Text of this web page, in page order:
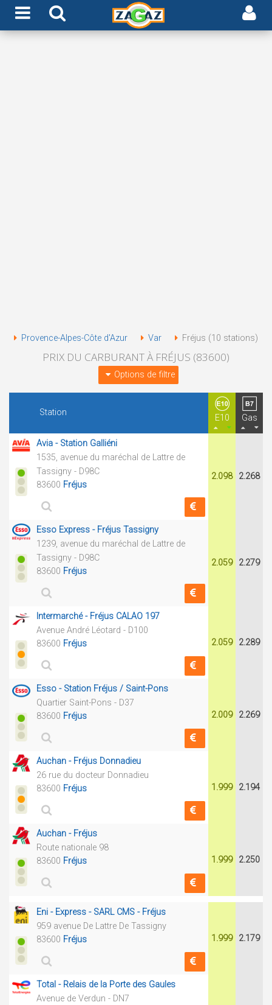
Provence-Alpes-Côte d'Azur Var Fréjus (10 stations)
PRIX DU CARBURANT À FRÉJUS (83600)
Options de filtre
Station
E10 Gas
Avia - Station Galliéni
1535, avenue du maréchal de Lattre de
Tassigny - D98C
83600 Fréjus
2.098 2.268
Esso Express - Fréjus Tassigny
1239, avenue du maréchal de Lattre de
Tassigny - D98C
83600 Fréjus
2.059 2.279
Intermarché - Fréjus CALAO 197
Avenue André Léotard - D100
83600 Fréjus 2.059 2.289
Esso - Station Fréjus / Saint-Pons
Quartier Saint-Pons - D37
83600 Fréjus 2.009 2.269
Auchan - Fréjus Donnadieu
26 rue du docteur Donnadieu
83600 Fréjus 1.999 2.194
Auchan - Fréjus
Route nationale 98
83600 Fréjus 1.999 2.250
Eni - Express - SARL CMS - Fréjus
959 avenue De Lattre De Tassigny
83600 Fréjus 1.999 2.179
Total - Relais de la Porte des Gaules
Avenue de Verdun - DN7